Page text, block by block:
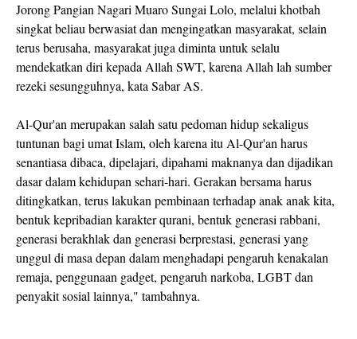
Jorong Pangian Nagari Muaro Sungai Lolo, melalui khotbah
singkat beliau berwasiat dan mengingatkan masyarakat, selain
terus berusaha, masyarakat juga diminta untuk selalu
mendekatkan diri kepada Allah SWT, karena Allah lah sumber
rezeki sesungguhnya, kata Sabar AS.
Al-Qur'an merupakan salah satu pedoman hidup sekaligus
tuntunan bagi umat Islam, oleh karena itu Al-Qur'an harus
senantiasa dibaca, dipelajari, dipahami maknanya dan dijadikan
dasar dalam kehidupan sehari-hari. Gerakan bersama harus
ditingkatkan, terus lakukan pembinaan terhadap anak anak kita,
bentuk kepribadian karakter qurani, bentuk generasi rabbani,
generasi berakhlak dan generasi berprestasi, generasi yang
unggul di masa depan dalam menghadapi pengaruh kenakalan
remaja, penggunaan gadget, pengaruh narkoba, LGBT dan
penyakit sosial lainnya," tambahnya.